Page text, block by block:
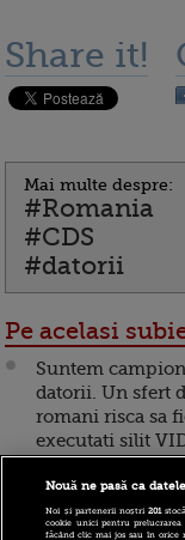
Share it!
Mai multe despre:
#Romania
#CDS
#datorii
Pe acelasi
Suntem
datorii. Un sfert
romani risca sa
executati silit
Epicentrul crizei
datoriilor se
Grecia a
Nouă ne pasă ca
Noi și partenerii noștri201
cookie unici pentru prelucrarea
făcând clic mai jos sau în orice